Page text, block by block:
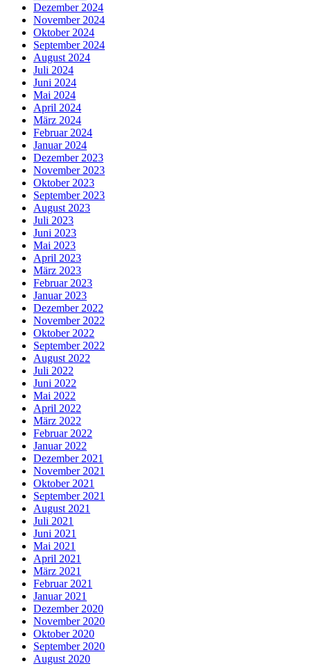
Dezember 2024
November 2024
Oktober 2024
September 2024
August 2024
Juli 2024
Juni 2024
Mai 2024
April 2024
März 2024
Februar 2024
Januar 2024
Dezember 2023
November 2023
Oktober 2023
September 2023
August 2023
Juli 2023
Juni 2023
Mai 2023
April 2023
März 2023
Februar 2023
Januar 2023
Dezember 2022
November 2022
Oktober 2022
September 2022
August 2022
Juli 2022
Juni 2022
Mai 2022
April 2022
März 2022
Februar 2022
Januar 2022
Dezember 2021
November 2021
Oktober 2021
September 2021
August 2021
Juli 2021
Juni 2021
Mai 2021
April 2021
März 2021
Februar 2021
Januar 2021
Dezember 2020
November 2020
Oktober 2020
September 2020
August 2020